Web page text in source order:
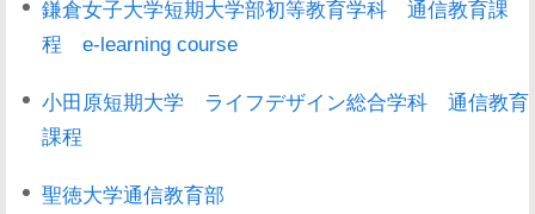
鎌倉女子大学短期大学部初等教育学科 通信教育課
程 e-learning course
小田原短期大学 ライフデザイン総合学科 通信教育
課程
聖徳大学通信教育部